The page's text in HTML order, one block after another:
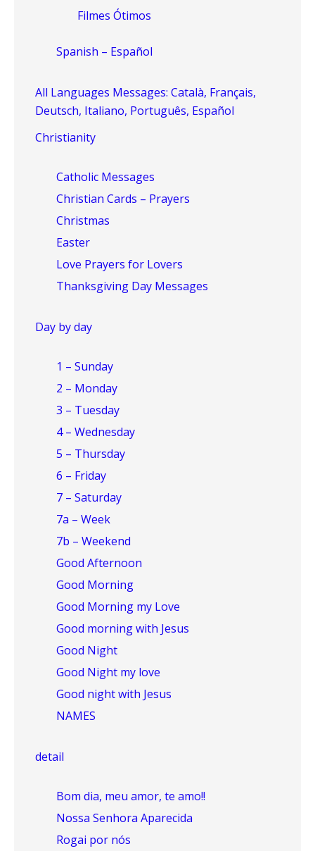
Filmes Ótimos
Spanish – Español
All Languages Messages: Català, Français,
Deutsch, Italiano, Português, Español
Christianity
Catholic Messages
Christian Cards – Prayers
Christmas
Easter
Love Prayers for Lovers
Thanksgiving Day Messages
Day by day
1 – Sunday
2 – Monday
3 – Tuesday
4 – Wednesday
5 – Thursday
6 – Friday
7 – Saturday
7a – Week
7b – Weekend
Good Afternoon
Good Morning
Good Morning my Love
Good morning with Jesus
Good Night
Good Night my love
Good night with Jesus
NAMES
detail
Bom dia, meu amor, te amo!!
Nossa Senhora Aparecida
Rogai por nós